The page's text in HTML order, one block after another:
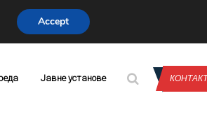
Јавне установе КОНТАКТ
Accept